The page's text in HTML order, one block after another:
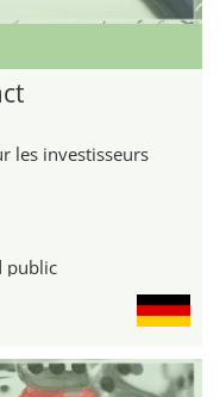
les investisseurs
public